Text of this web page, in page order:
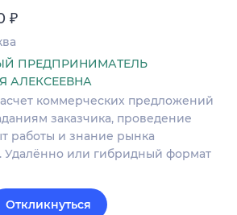
₽
ПРЕДПРИНИМАТЕЛЬ
АЛЕКСЕЕВНА
коммерческих предложений
заказчика, проведение
работы и знание рынка
Удалённо или гибридный формат
Откликнуться